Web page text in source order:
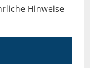
Hinweise